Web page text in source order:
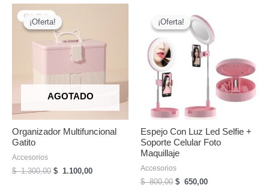
¡Oferta!
AGOTADO
¡Oferta!
Organizador Multifuncional
Gatito
Accesorios
$1.300,00 El
$ 1.100,00El
¡Oferta!
¡Oferta!
Espejo Con Luz Led Selfie +
Soporte Celular Foto
Maquillaje
Accesorios
$800,00 El
$ 650,00El